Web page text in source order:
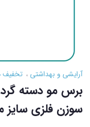
آرایشی و بهداشتی تخفیف
برس مو دسته
سوزن فلزی